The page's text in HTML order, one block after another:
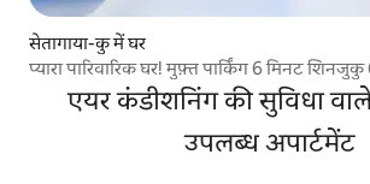
सेतागाया-कु में घर
प्यारा पारिवारिक घर! मुफ़्त पार्किंग 6 मिनट
एयर कंडीशनिंग की सुविधा
उपलब्ध अपार्टमेंट